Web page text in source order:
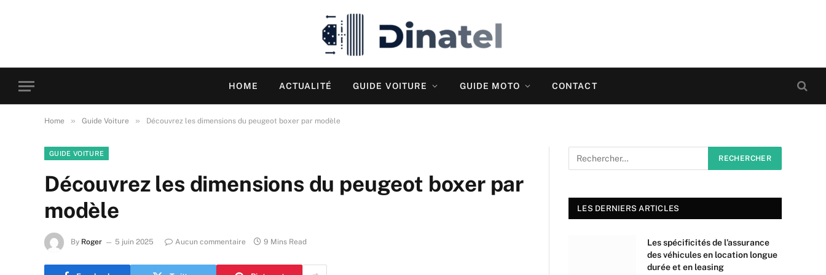
HOME ACTUALITÉ GUIDE VOITURE GUIDE MOTO CONTACT
Home » Guide Voiture » Découvrez les dimensions du peugeot boxer par modèle
GUIDE VOITURE
Découvrez les dimensions du peugeot boxer par
modèle
By Roger 5 juin 2025 Aucun commentaire 9 Mins Read
LES DERNIERS ARTICLES
Les spécificités de l’assurance
des véhicules en location longue
durée et en leasing